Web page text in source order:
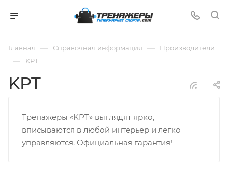
Главная — Справочная информация — Производители
— KPT
KPT
Тренажеры «KPT» выглядят ярко,
вписываются в любой интерьер и легко
управляются. Официальная гарантия!